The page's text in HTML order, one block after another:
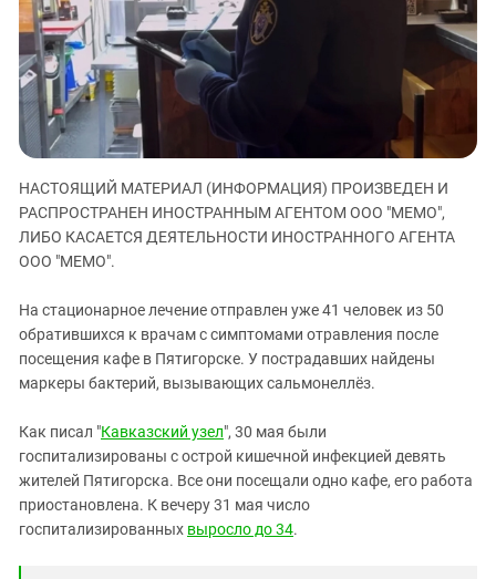
ЗАСТАВЛЯЕТ
КАВКАЗ ЗА ПАЛЕСТИНУ
ИНАКОМЫСЛИЕ В ЧЕЧНЕ
ПРЕСЛЕДОВАНИЕ АКТИВИСТОВ
МОБИЛИЗАЦИЯ И ПРОТЕСТЫ
Дагестан
Ингушетия
Кабардино-Балкария
Калмыкия
Карачаево-Черкесия
Краснодарский край
Российская Федерация
Северная Осетия - Алания
СКФО
Ставропольский край
Чечня
Южная Осетия
Южный Кавказ
ЮФО
НАСТОЯЩИЙ МАТЕРИАЛ (ИНФОРМАЦИЯ) ПРОИЗВЕДЕН И
РАСПРОСТРАНЕН ИНОСТРАННЫМ АГЕНТОМ ООО "МЕМО",
ЛИБО КАСАЕТСЯ ДЕЯТЕЛЬНОСТИ ИНОСТРАННОГО АГЕНТА
ООО "МЕМО".
На стационарное лечение отправлен уже 41 человек из 50
обратившихся к врачам с симптомами отравления после
посещения кафе в Пятигорске. У пострадавших найдены
маркеры бактерий, вызывающих сальмонеллёз.
Как писал "Кавказский узел", 30 мая были
госпитализированы с острой кишечной инфекцией девять
жителей Пятигорска. Все они посещали одно кафе, его работа
приостановлена. К вечеру 31 мая число
госпитализированных выросло до 34.